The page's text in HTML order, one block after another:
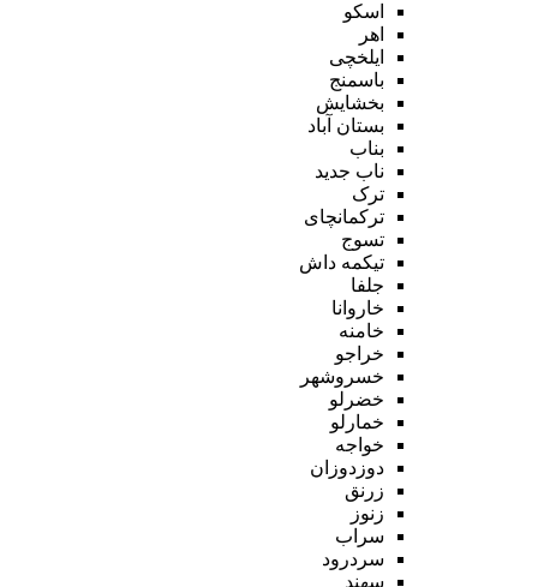
اسکو
اهر
ایلخچی
باسمنج
بخشایش
بستان آباد
بناب
ناب جدید
ترک
ترکمانچای
تسوج
تیکمه داش
جلفا
خاروانا
خامنه
خراجو
خسروشهر
خضرلو
خمارلو
خواجه
دوزدوزان
زرنق
زنوز
سراب
سردرود
سهند